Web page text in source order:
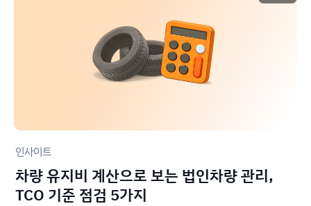
인사이트
차량 유지비 계산으로 보는 법인차량 관리,
TCO 기준 점검 5가지